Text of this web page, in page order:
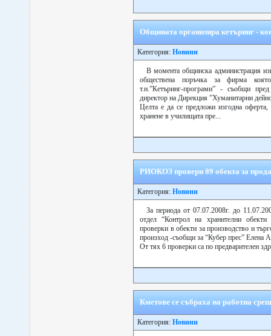
Общината организира кетъринг -
Категория: Новини
В момента общинска администрация
обществена поръчка за фирма
т.н.”Кетъринг-програми” - съобщи
директор на Дирекция ”Хуманитарни
Целта е да се предложи изгодна оферта,
хранене в училищата пре...
РИОКОЗ провери 89 обекта за
Категория: Новини
За периода от 07.07.2008г. до
отдел “Контрол на хранителни
проверки в обекти за производство и
произход -съобщи за “Кубер прес”
От тях 6 проверки са по предварителен
Кметове се събраха на работна
Категория: Новини